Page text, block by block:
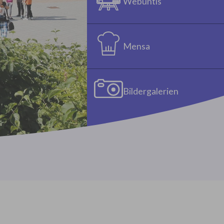
Mensa
Bildergalerien